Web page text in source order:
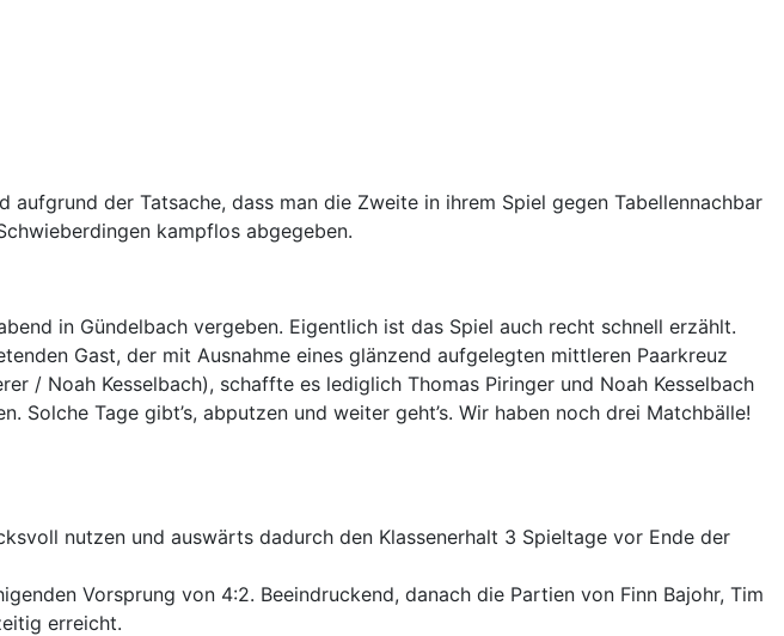
der Tatsache, dass man die Zweite in ihrem Spiel gegen Tabellennachbar
kampflos abgegeben.
in Gündelbach vergeben. Eigentlich ist das Spiel auch recht schnell erzählt.
Gast, der mit Ausnahme eines glänzend aufgelegten mittleren Paarkreuz
/ Noah Kesselbach), schaffte es lediglich Thomas Piringer und Noah Kesselbach
Tage gibt’s, abputzen und weiter geht’s. Wir haben noch drei Matchbälle!
nutzen und auswärts dadurch den Klassenerhalt 3 Spieltage vor Ende der
Vorsprung von 4:2. Beeindruckend, danach die Partien von Finn Bajohr, Tim
erreicht.